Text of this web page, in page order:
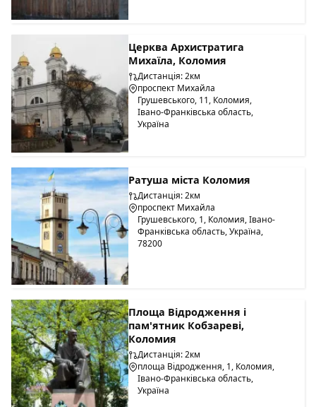
Церква Архистратига
Михаїла, Коломия
Дистанція: 2км
проспект Михайла
Грушевського, 11, Коломия,
Івано-Франківська область,
Україна
Ратуша міста Коломия
Дистанція: 2км
проспект Михайла
Грушевського, 1, Коломия, Івано-
Франківська область, Україна,
78200
Площа Відродження і
пам'ятник Кобзареві,
Коломия
Дистанція: 2км
площа Відродження, 1, Коломия,
Івано-Франківська область,
Україна